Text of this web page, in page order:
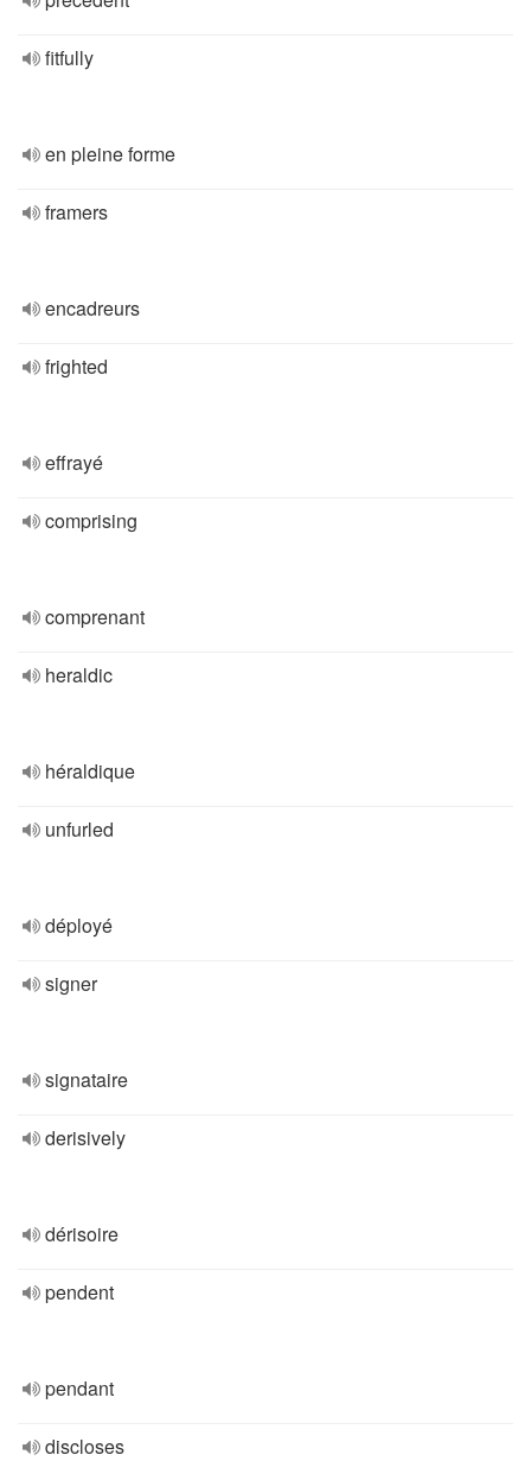
fitfully
en pleine forme
framers
encadreurs
frighted
effrayé
comprising
comprenant
heraldic
héraldique
unfurled
déployé
signer
signataire
derisively
dérisoire
pendent
pendant
discloses